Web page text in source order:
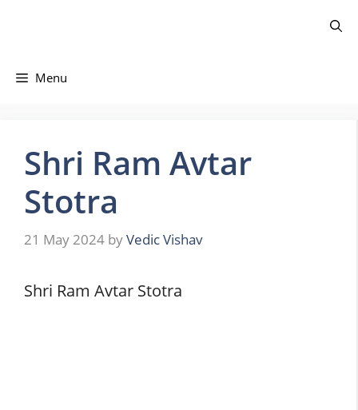
Menu
Shri Ram Avtar
Stotra
21 May 2024 byVedic Vishav
Shri Ram Avtar Stotra